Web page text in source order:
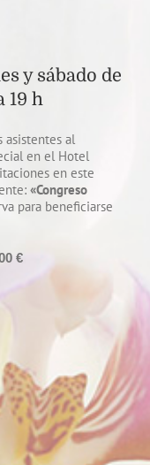
y sábado de
19 h
asistentes al
en el Hotel
en este
«Congreso
para beneficiarse
€